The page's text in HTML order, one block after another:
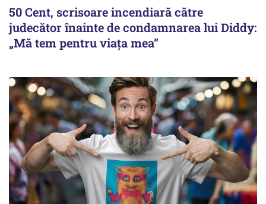
50 Cent, scrisoare incendiară către
judecător înainte de condamnarea lui Diddy:
„Mă tem pentru viața mea”